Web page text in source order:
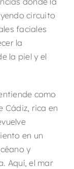
circuito
faciales
la
la piel y el
como
Cádiz, rica en
en un
y
Aquí, el mar